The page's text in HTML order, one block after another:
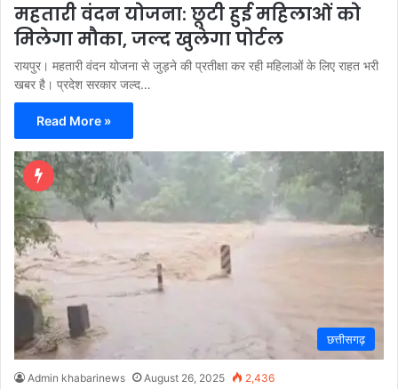
महतारी वंदन योजना: छूटी हुई महिलाओं को
मिलेगा मौका, जल्द खुलेगा पोर्टल
रायपुर। महतारी वंदन योजना से जुड़ने की प्रतीक्षा कर रही महिलाओं के लिए राहत भरी
खबर है। प्रदेश सरकार जल्द…
Read More »
छत्तीसगढ़
Admin khabarinews August 26, 2025 2,436